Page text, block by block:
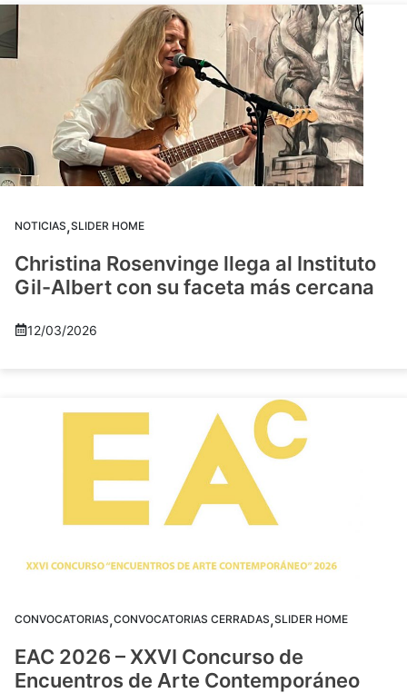
NOTICIAS,SLIDER HOME
Christina Rosenvinge llega al Instituto
Gil-Albert con su faceta más cercana
12/03/2026
CONVOCATORIAS,CONVOCATORIAS CERRADAS,SLIDER HOME
EAC 2026 – XXVI Concurso de
Encuentros de Arte Contemporáneo